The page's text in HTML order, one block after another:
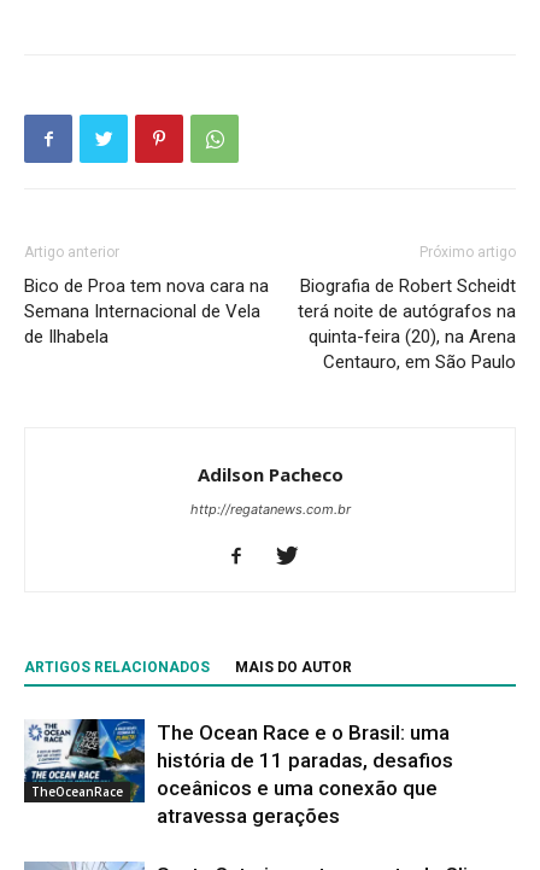
Artigo anterior
Bico de Proa tem nova cara na
Semana Internacional de Vela
de Ilhabela
Próximo artigo
Biografia de Robert Scheidt
terá noite de autógrafos na
quinta-feira (20), na Arena
Centauro, em São Paulo
Adilson Pacheco
http://regatanews.com.br
ARTIGOS RELACIONADOS MAIS DO AUTOR
TheOceanRace
The Ocean Race e o Brasil: uma
história de 11 paradas, desafios
oceânicos e uma conexão que
atravessa gerações